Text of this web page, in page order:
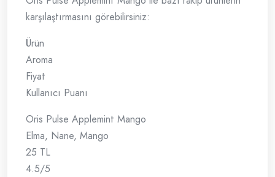
karşılaştırmasını görebilirsiniz:
Ürün
Aroma
Fiyat
Kullanıcı Puanı
Oris Pulse Applemint Mango
Elma, Nane, Mango
25 TL
4.5/5